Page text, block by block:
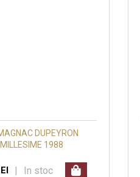
DUPEYRON
MILLESIME 1988
| In stoc